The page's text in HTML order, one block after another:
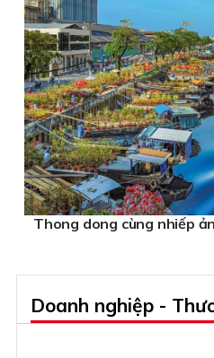
Thong dong cùng nhiếp
Doanh nghiệp -